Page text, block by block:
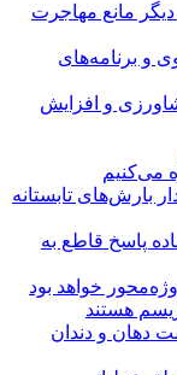
مانع مهاجرت
و برنامه‌های
و افزایش
می‌کنیم
۳ استان؛ هشدار بارش‌های تابستانه
پاسخ قاطع به
خواهد بود
هستند
دهان و دندان